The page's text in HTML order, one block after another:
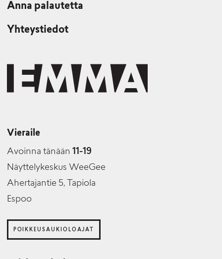
Anna palautetta
Yhteystiedot
Vieraile
Avoinna tänään 11-19
Näyttelykeskus WeeGee
Ahertajantie 5, Tapiola
Espoo
POIKKEUSAUKIOLOAJAT